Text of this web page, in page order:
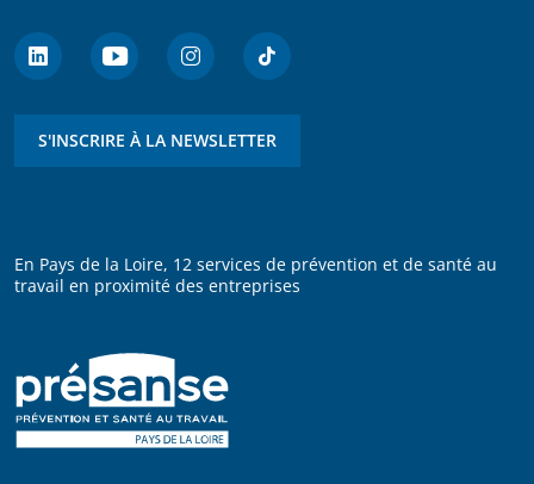
S'INSCRIRE À LA NEWSLETTER
En Pays de la Loire, 12 services de prévention et de santé au
travail en proximité des entreprises